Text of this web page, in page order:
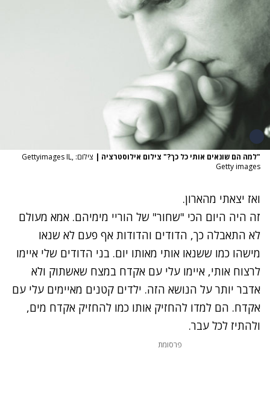
"למה הם שונאים אותי כל כך?" צילום אילוסטרציה |
צילום: Gettyimages IL,
Getty images
ואז יצאתי מהארון.
זה היה היום הכי "שחור" של הוריי מימיהם. אמא מעולם
לא התאבלה כך, הדודים והדודות אף פעם לא שנאו
מישהו כמו ששנאו אותי מאותו יום. בני הדודים שלי איימו
לרצוח אותי, איימו עלי עם אקדח במצח שאשתוק ולא
אדבר יותר על הנושא הזה. ילדים קטנים מאיימים עלי עם
אקדח. הם למדו להחזיק אותו כמו להחזיק אקדח מים,
ולהתיז לכל עבר.
פרסומת